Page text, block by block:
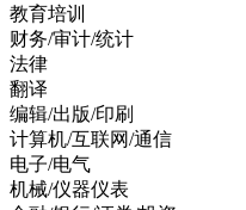
教育培训
财务/审计/统计
法律
翻译
编辑/出版/印刷
计算机/互联网/通信
电子/电气
机械/仪器仪表